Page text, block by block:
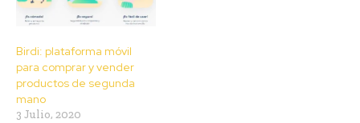
Birdi: plataforma móvil
para comprar y vender
productos de segunda
mano
3 Julio, 2020